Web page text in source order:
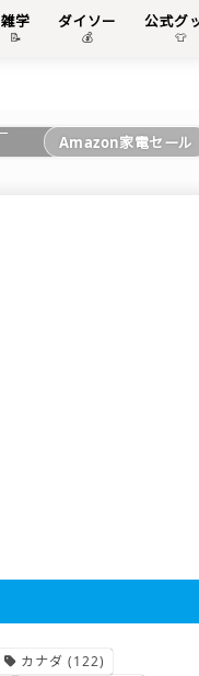
雑学
📝
ダイソー
💰
公式グ
👕
Amazon家電セール
カナダ (122)